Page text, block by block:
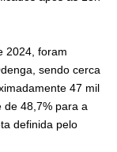
2024, foram
sendo cerca
47 mil
de 48,7% para a
definida pelo